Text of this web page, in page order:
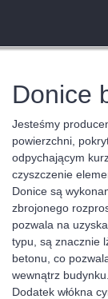
Donice
Jesteśmy
powierzchni,
odpychającym
czyszczenie
Donice są
zbrojonego
pozwala na
typu, są znacznie
betonu, co
wewnątrz budynku.
Dodatek włókna